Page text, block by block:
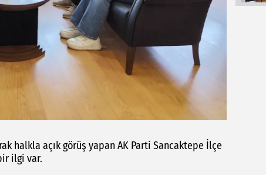
halkla açık görüş yapan AK Parti Sancaktepe İlçe
ilgi var.